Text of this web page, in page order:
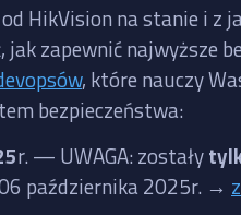
HikVision na stanie i
jak zapewnić
, które nauczy
bezpieczeństwa:
r. — UWAGA: zostały
października 2025r. →